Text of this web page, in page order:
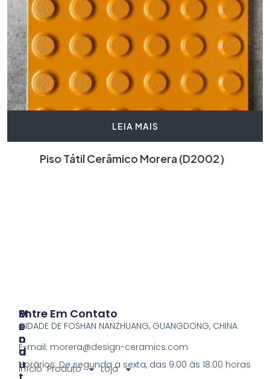
LEIA MAIS
Piso Tátil Cerâmico Morera (D2002）
P
R
O
D
U
M
E
N
U
Início Produto
Loja
Entre Em Contato
CIDADE DE FOSHAN NANZHUANG, GUANGDONG, CHINA
E-mail: morera@design-ceramics.com
Horários: De segunda a sexta, das 9:00 às 18:00 horas